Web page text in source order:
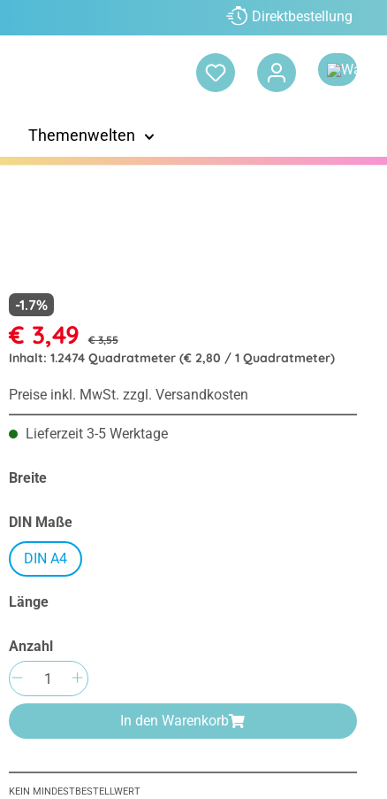
Direktbestellung
Themenwelten
€ 3,49 € 3,55
-1.7%
Inhalt: 1.2474 Quadratmeter (€ 2,80 / 1 Quadratmeter)
Preise inkl. MwSt. zzgl. Versandkosten
Lieferzeit 3-5 Werktage
Breiteauswählen
DIN Maßeauswählen
DIN A4
Längeauswählen
Anzahl
Produkt Anzahl: Gib den gewünschten
In den Warenkorb
KEIN MINDESTBESTELLWERT